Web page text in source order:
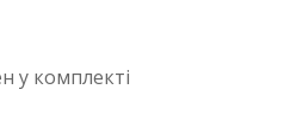
у комплекті